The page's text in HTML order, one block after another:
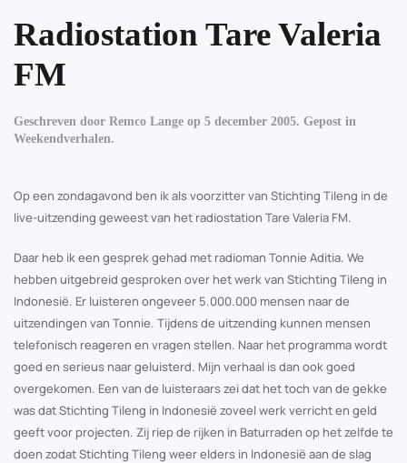
Radiostation Tare Valeria
FM
Geschreven door Remco Lange op 5 december 2005. Gepost in
Weekendverhalen.
Op een zondagavond ben ik als voorzitter van Stichting Tileng in de
live-uitzending geweest van het radiostation Tare Valeria FM.
Daar heb ik een gesprek gehad met radioman Tonnie Aditia. We
hebben uitgebreid gesproken over het werk van Stichting Tileng in
Indonesië. Er luisteren ongeveer 5.000.000 mensen naar de
uitzendingen van Tonnie. Tijdens de uitzending kunnen mensen
telefonisch reageren en vragen stellen. Naar het programma wordt
goed en serieus naar geluisterd. Mijn verhaal is dan ook goed
overgekomen. Een van de luisteraars zei dat het toch van de gekke
was dat Stichting Tileng in Indonesië zoveel werk verricht en geld
geeft voor projecten. Zij riep de rijken in Baturraden op het zelfde te
doen zodat Stichting Tileng weer elders in Indonesië aan de slag